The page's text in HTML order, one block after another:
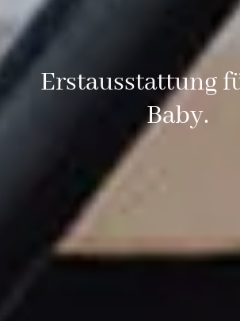
Erstausstattung
Baby.